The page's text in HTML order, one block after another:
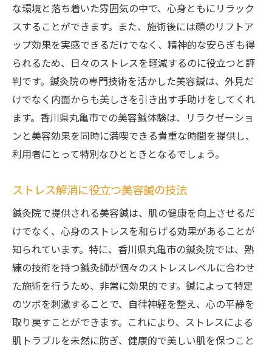
な環境と落ち着いた雰囲気の中で、心身ともにリラック
スすることができます。また、施術後には顔のリフトア
ップ効果を実感できるだけでなく、精神的な安らぎも得
られるため、日々のストレスを軽減するのに役立つと評
判です。鍼灸院の専門技術を活かした美容鍼は、外見だ
けでなく内面からも美しさを引き出す手助けをしてくれ
ます。香川県丸亀市での美容鍼体験は、リラクゼーショ
ンと美容効果を同時に満喫できる貴重な時間を提供し、
利用者にとって特別なひとときとなるでしょう。
ストレス解消に役立つ美容鍼の技法
鍼灸院で提供される美容鍼は、肌の健康を向上させるだ
けでなく、心身のストレスを和らげる効果があることが
知られています。特に、香川県丸亀市の鍼灸院では、熟
練の技術を持つ鍼灸師が個々のストレスレベルに合わせ
た施術を行うため、非常に効果的です。鍼によって特定
のツボを刺激することで、自律神経を整え、心の平静を
取り戻すことができます。これにより、ストレスによる
肌トラブルを未然に防ぎ、健康的で美しい肌を保つこと